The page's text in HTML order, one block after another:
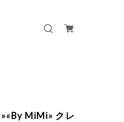
MiMi» クレ